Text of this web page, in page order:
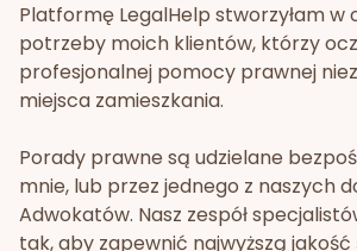
Platformę LegalHelp stworzyłam w
potrzeby moich klientów, którzy
profesjonalnej pomocy prawnej
miejsca zamieszkania.
Porady prawne są udzielane
mnie, lub przez jednego z naszych
Adwokatów. Nasz zespół
tak, aby zapewnić najwyższą